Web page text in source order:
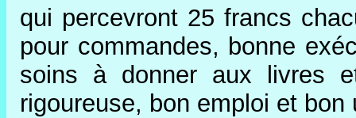
qui percevront 25 francs
pour commandes, bonne
soins à donner aux livres
rigoureuse, bon emploi et